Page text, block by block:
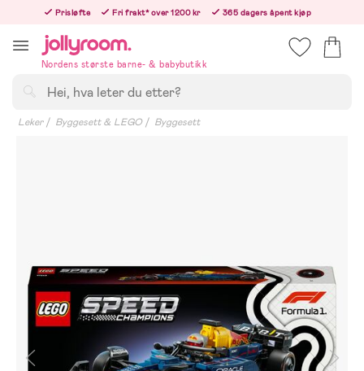
innehållet
Prisløfte Fri frakt* over 1200 kr
365 dagers åpent kjøp
Nordens største barne- & babybutikk
Leker Byggesett & LEGO Byggesett